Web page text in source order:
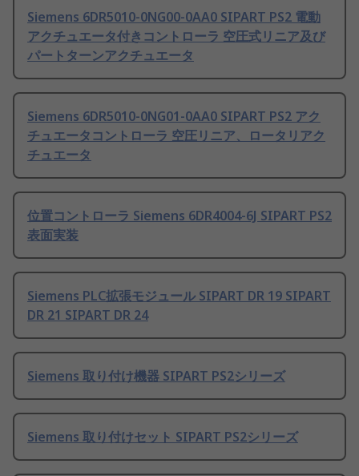
Siemens 6DR5010-0NG00-0AA0 SIPART PS2 電動
アクチュエータ付きコントローラ 空圧式リニア及び
パートターンアクチュエータ
Siemens 6DR5010-0NG01-0AA0 SIPART PS2 アク
チュエータコントローラ 空圧リニア、ロータリアク
チュエータ
位置コントローラ Siemens 6DR4004-6J SIPART PS2
表面実装
Siemens PLC拡張モジュール SIPART DR 19 SIPART
DR 21 SIPART DR 24
Siemens 取り付け機器 SIPART PS2シリーズ
Siemens 取り付けセット SIPART PS2シリーズ